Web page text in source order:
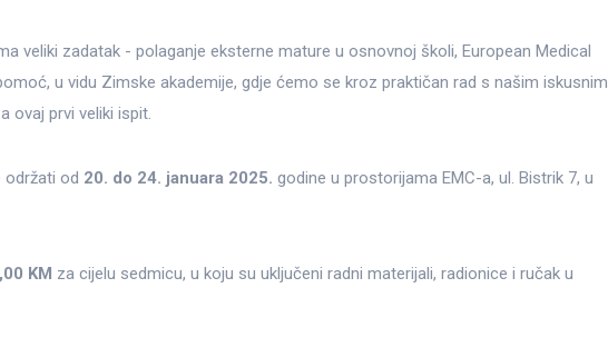
veliki zadatak - polaganje eksterne mature u osnovnoj školi, European Medical
u vidu Zimske akademije, gdje ćemo se kroz praktičan rad s našim iskusnim
ovaj prvi veliki ispit.
održati od 20. do 24. januara 2025. godine u prostorijama EMC-a, ul. Bistrik 7, u
KM za cijelu sedmicu, u koju su uključeni radni materijali, radionice i ručak u